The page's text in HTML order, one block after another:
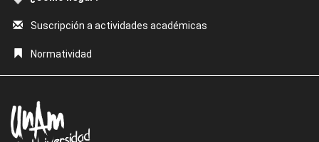
Suscripción a actividades académicas
Normatividad